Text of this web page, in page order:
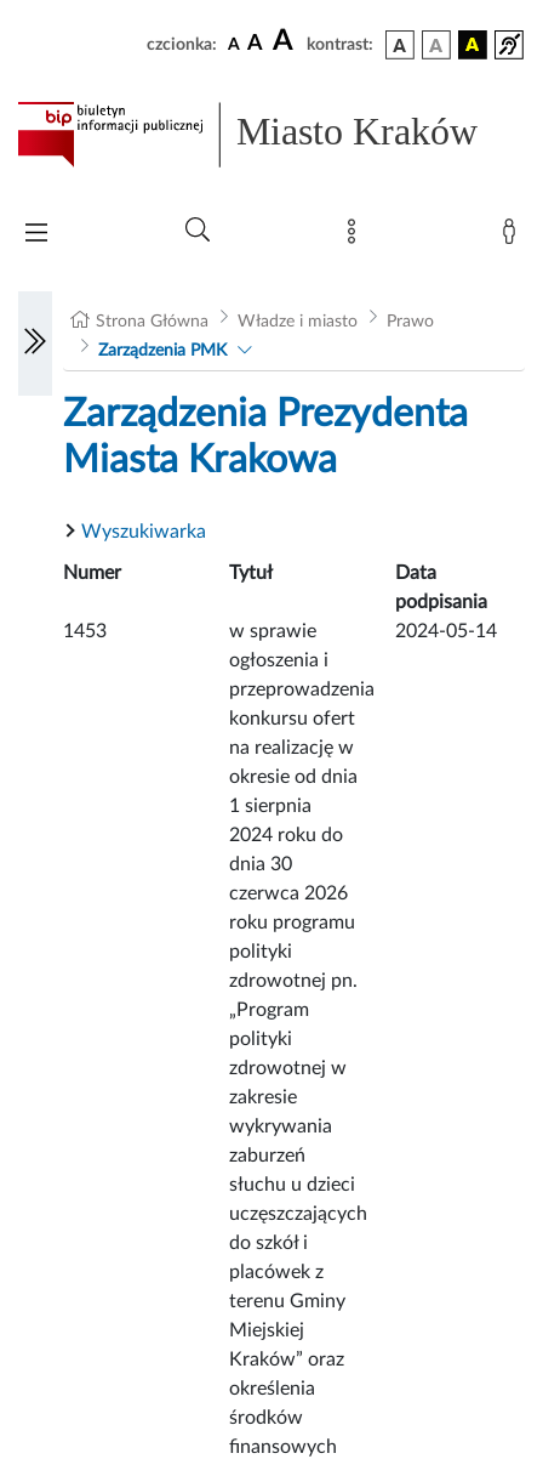
czcionka: A A A kontrast:
Miasto Kraków
Strona Główna Władze i miasto
Prawo
Zarządzenia PMK
Zarządzenia Prezydenta
Miasta Krakowa
Wyszukiwarka
Numer Tytuł
Data
podpisania
1453
w sprawie
ogłoszenia i
przeprowadzenia
konkursu ofert
na realizację w
okresie od dnia
1 sierpnia
2024 roku do
dnia 30
czerwca 2026
roku programu
polityki
zdrowotnej pn.
„Program
polityki
zdrowotnej w
zakresie
wykrywania
zaburzeń
słuchu u dzieci
uczęszczających
do szkół i
placówek z
terenu Gminy
Miejskiej
Kraków” oraz
określenia
środków
finansowych
2024-05-14